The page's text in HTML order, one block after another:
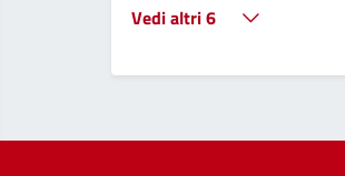
Vedi altri 6